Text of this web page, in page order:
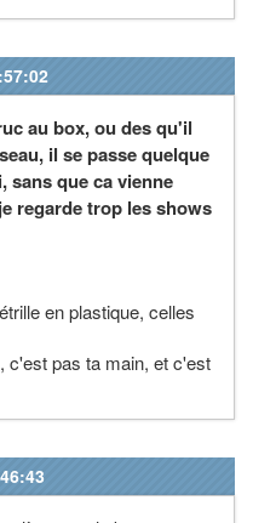
au box, ou des qu'il
il se passe quelque
sans que ca vienne
regarde trop les shows
en plastique, celles
c'est pas ta main, et c'est